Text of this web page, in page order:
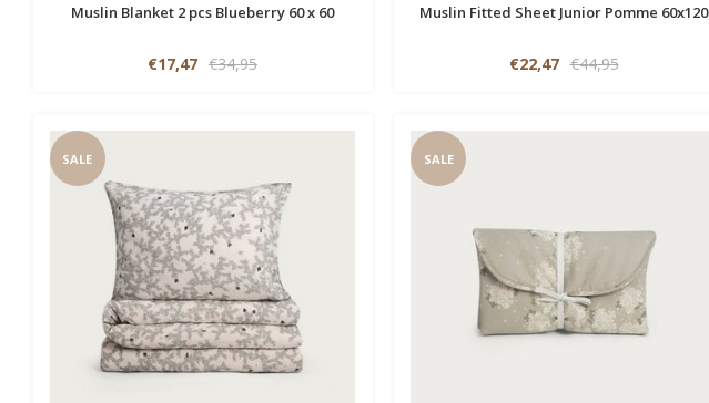
Muslin Blanket 2 pcs Blueberry 60 x 60
€17,47 €34,95
Muslin Fitted Sheet Junior Pomme 60x120
€22,47 €44,95
SALE SALE